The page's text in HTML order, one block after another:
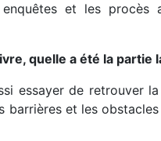
et les procès
quelle a été la partie
essayer de retrouver
barrières et les